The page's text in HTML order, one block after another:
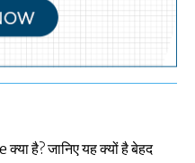
है? जानिए यह क्यों है बेहद